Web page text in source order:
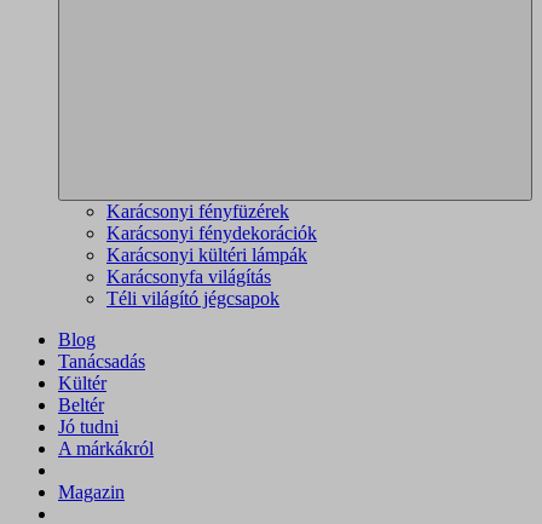
Karácsonyi fényfüzérek
Karácsonyi fénydekorációk
Karácsonyi kültéri lámpák
Karácsonyfa világítás
Téli világító jégcsapok
Blog
Tanácsadás
Kültér
Beltér
Jó tudni
A márkákról
Magazin